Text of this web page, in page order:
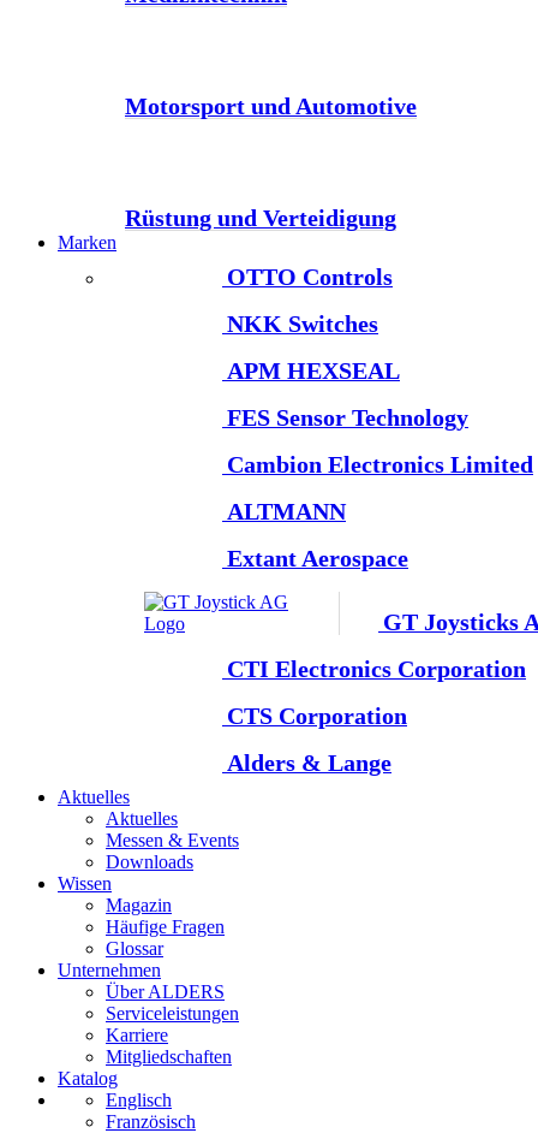
Motorsport und Automotive
Rüstung und Verteidigung
Marken
OTTO Controls
NKK Switches
APM HEXSEAL
FES Sensor Technology
Cambion Electronics Limited
ALTMANN
Extant Aerospace
GT Joysticks
CTI Electronics Corporation
CTS Corporation
Alders & Lange
Aktuelles
Aktuelles
Messen & Events
Downloads
Wissen
Magazin
Häufige Fragen
Glossar
Unternehmen
Über ALDERS
Serviceleistungen
Karriere
Mitgliedschaften
Katalog
Englisch
Französisch